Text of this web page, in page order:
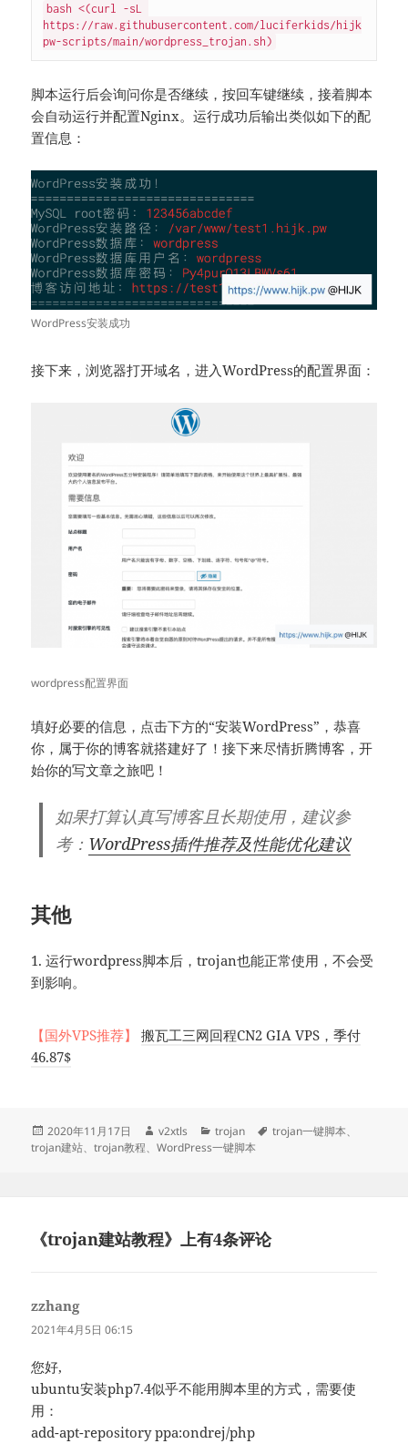
bash <(curl -sL
https://raw.githubusercontent.com/luciferkids/hijk
脚本运行后会询问你是否继续，按回车键继续，接着脚本
会自动运行并配置Nginx。运行成功后输出类似如下的配
置信息：
WordPress安装成功
接下来，浏览器打开域名，进入WordPress的配置界面：
wordpress配置界面
填好必要的信息，点击下方的“安装WordPress”，恭喜
你，属于你的博客就搭建好了！接下来尽情折腾博客，开
始你的写文章之旅吧！
如果打算认真写博客且长期使用，建议参
考： WordPress插件推荐及性能优化建议
其他
1. 运行wordpress脚本后，trojan也能正常使用，不会受
到影响。
【国外VPS推荐】
搬瓦工三网回程CN2 GIA VPS，季付
46.87$
发
布
2020年11月17日
作
者
v2xtls
分
类
trojan
标
trojan一键脚本、
trojan建站、trojan教程、WordPress一键脚本
《trojan建站教程》上有4条评论
zzhang说
道：
2021年4月5日 06:15
您好,
ubuntu安装php7.4似乎不能用脚本里的方式，需要使
用：
add-apt-repository ppa:ondrej/php